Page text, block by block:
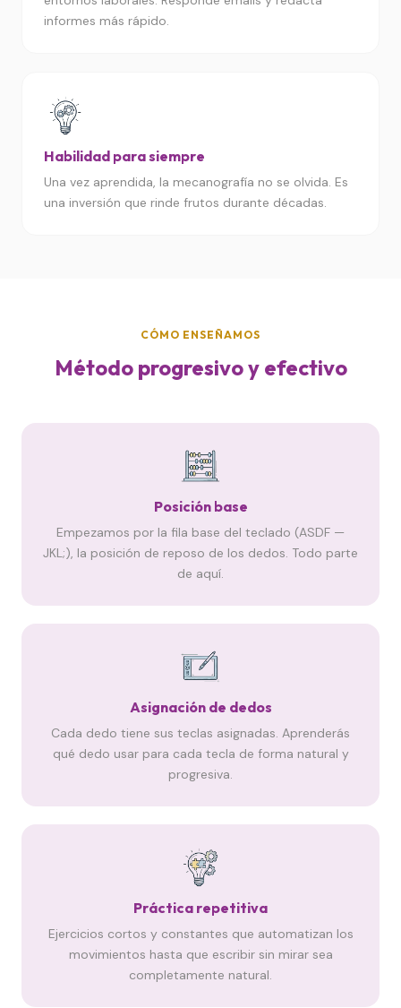
informes más rápido.
Habilidad para siempre
Una vez aprendida, la mecanografía no se olvida. Es
una inversión que rinde frutos durante décadas.
CÓMO ENSEÑAMOS
Método progresivo y efectivo
Posición base
Empezamos por la fila base del teclado (ASDF —
JKL;), la posición de reposo de los dedos. Todo parte
de aquí.
Asignación de dedos
Cada dedo tiene sus teclas asignadas. Aprenderás
qué dedo usar para cada tecla de forma natural y
progresiva.
Práctica repetitiva
Ejercicios cortos y constantes que automatizan los
movimientos hasta que escribir sin mirar sea
completamente natural.